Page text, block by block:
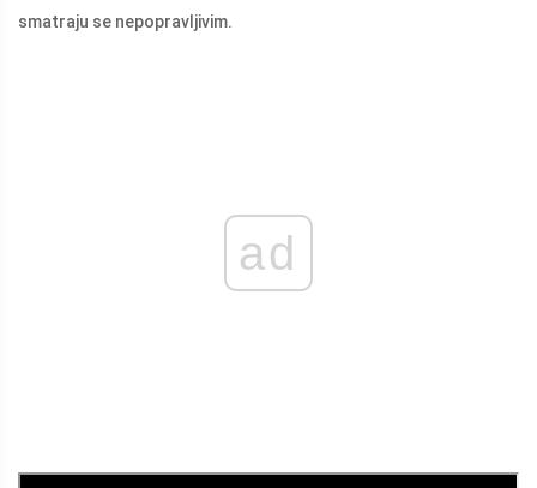
smatraju se nepopravljivim.
ad